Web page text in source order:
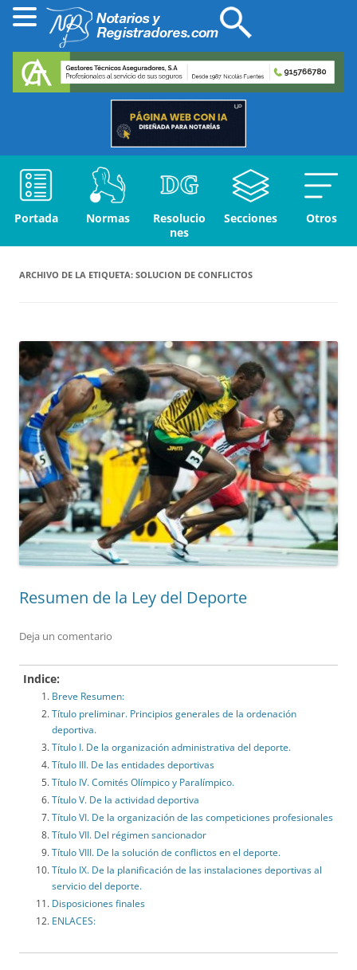
Portada Normas
Resolucio
nes
Secciones Otros
ARCHIVO DE LA ETIQUETA: SOLUCION DE CONFLICTOS
Resumen de la Ley del Deporte
Deja un comentario
Indice:
Breve Resumen:
Título preliminar. Principios generales de la ordenación
deportiva.
Título I. De la organización administrativa del deporte.
Título III. De las entidades deportivas
Título IV. Comités Olímpico y Paralímpico.
Título V. De la actividad deportiva
Título VI. De la organización de las competiciones profesionales
Título VII. Del régimen sancionador
Título VIII. De la solución de conflictos en el deporte.
Título IX. De la planificación de las instalaciones deportivas al
servicio del deporte.
Disposiciones finales
ENLACES: